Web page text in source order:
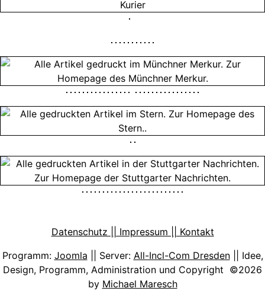
Datenschutz || Impressum || Kontakt
Programm: Joomla || Server: All-Incl-Com Dresden|| Idee,
Design, Programm, Administration und Copyright ©2026
by Michael Maresch